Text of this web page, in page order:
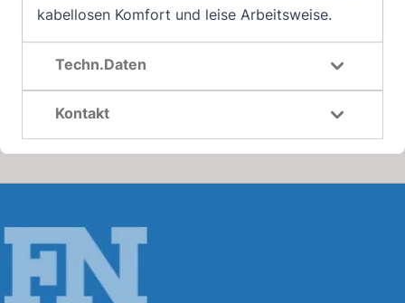
kabellosen Komfort und leise Arbeitsweise.
Techn.Daten
Kontakt